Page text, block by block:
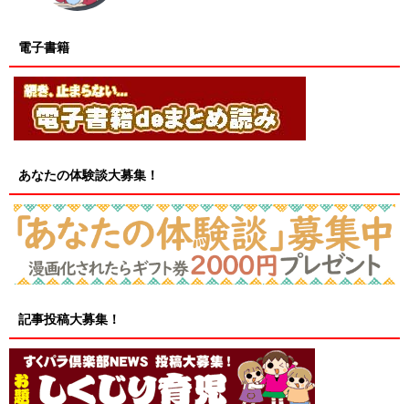
電子書籍
あなたの体験談大募集！
記事投稿大募集！